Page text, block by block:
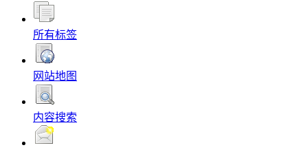
所有标签
网站地图
内容搜索